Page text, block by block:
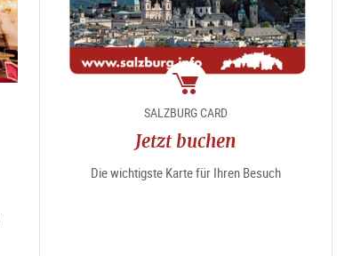
Package
SALZBURG CARD
Jetzt buchen
Die wichtigste Karte für Ihren Besuch